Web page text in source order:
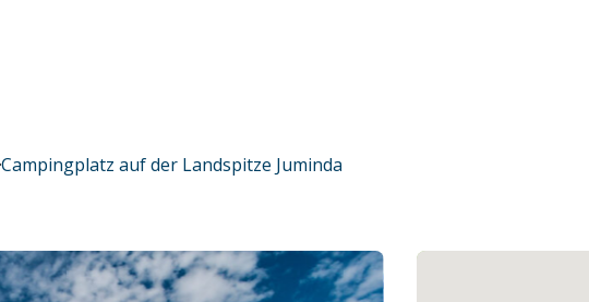
Campingplatz auf der Landspitze Juminda